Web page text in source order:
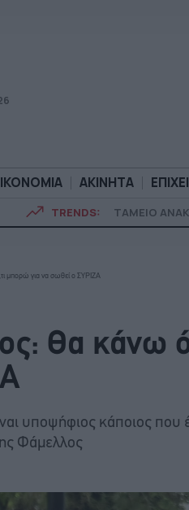
ΑΚΙΝΗΤΑ
TRENDS: ΤΑΜΕΙΟ
ΟΙΚΟΝΟΜΙΑ
μπορώ για να σωθεί ο ΣΥΡΙΖΑ
Θα κάνω
υποψήφιος κάποιος που
Φάμελλος